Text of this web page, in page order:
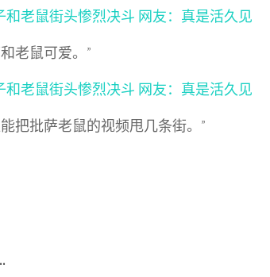
老鼠可爱。”
把批萨老鼠的视频甩几条街。”